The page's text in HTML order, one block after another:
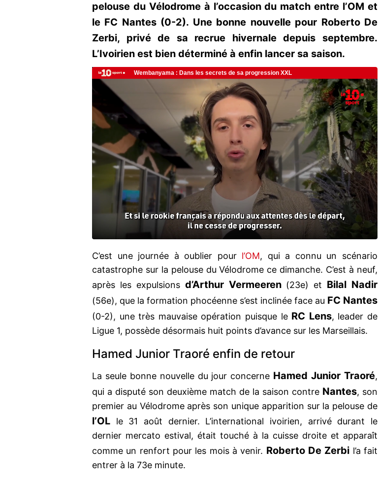
pelouse du Vélodrome à l’occasion du match entre l’OM et
le FC Nantes (0-2). Une bonne nouvelle pour Roberto De
Zerbi, privé de sa recrue hivernale depuis septembre.
L’Ivoirien est bien déterminé à enfin lancer sa saison.
C’est une journée à oublier pour l’OM, qui a connu un scénario
catastrophe sur la pelouse du Vélodrome ce dimanche. C’est à neuf,
après les expulsions d’Arthur Vermeeren(23e) et Bilal Nadir
(56e), que la formation phocéenne s’est inclinée face au FC Nantes
(0-2), une très mauvaise opération puisque le RC Lens, leader de
Ligue 1, possède désormais huit points d’avance sur les Marseillais.
Hamed Junior Traoré enfin de retour
La seule bonne nouvelle du jour concerne Hamed Junior Traoré,
qui a disputé son deuxième match de la saison contre Nantes, son
premier au Vélodrome après son unique apparition sur la pelouse de
l’OL le 31 août dernier. L’international ivoirien, arrivé durant le
dernier mercato estival, était touché à la cuisse droite et apparaît
comme un renfort pour les mois à venir. Roberto De Zerbi l’a fait
entrer à la 73e minute.